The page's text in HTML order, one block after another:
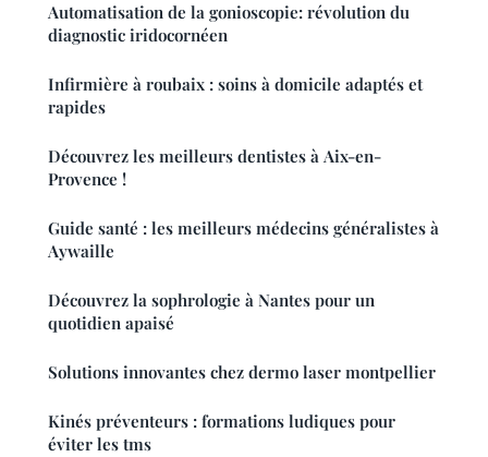
Automatisation de la gonioscopie: révolution du
diagnostic iridocornéen
Infirmière à roubaix : soins à domicile adaptés et
rapides
Découvrez les meilleurs dentistes à Aix-en-
Provence !
Guide santé : les meilleurs médecins généralistes à
Aywaille
Découvrez la sophrologie à Nantes pour un
quotidien apaisé
Solutions innovantes chez dermo laser montpellier
Kinés préventeurs : formations ludiques pour
éviter les tms